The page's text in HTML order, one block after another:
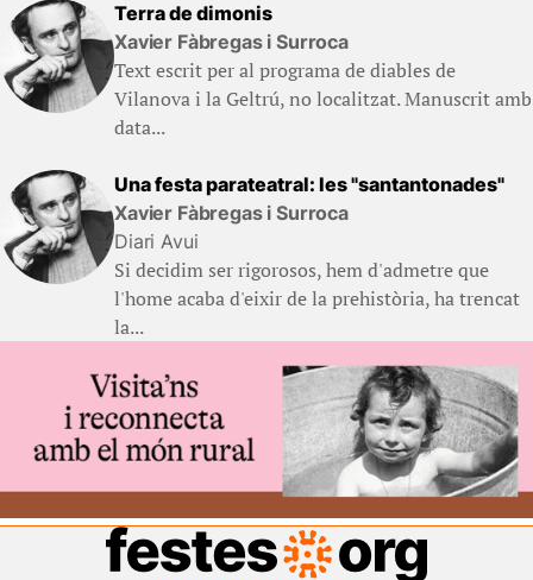
Terra de dimonis
Xavier Fàbregas i Surroca
Text escrit per al programa de diables de
Vilanova i la Geltrú, no localitzat. Manuscrit amb
data...
Una festa parateatral: les "santantonades"
Xavier Fàbregas i Surroca
Diari Avui
Si decidim ser rigorosos, hem d'admetre que
l'home acaba d'eixir de la prehistòria, ha trencat
la...